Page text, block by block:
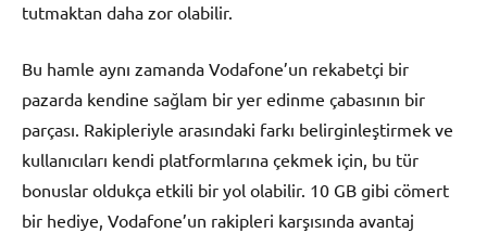
tutmaktan daha zor olabilir.
Bu hamle aynı zamanda Vodafone’un rekabetçi bir
pazarda kendine sağlam bir yer edinme çabasının bir
parçası. Rakipleriyle arasındaki farkı belirginleştirmek ve
kullanıcıları kendi platformlarına çekmek için, bu tür
bonuslar oldukça etkili bir yol olabilir. 10 GB gibi cömert
bir hediye, Vodafone’un rakipleri karşısında avantaj